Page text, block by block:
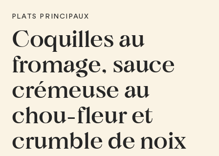
PLATS PRINCIPAUX
Coquilles au
fromage, sauce
crémeuse au
chou-fleur et
crumble de noix